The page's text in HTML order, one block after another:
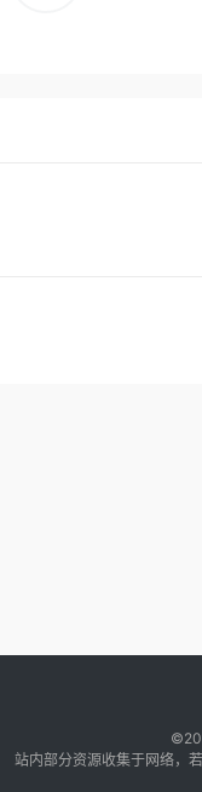
站内部分资源收集于网络，